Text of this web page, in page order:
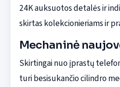
24K auksuotos detalės ir
skirtas kolekcionieriams ir
Mechaninė
Skirtingai nuo įprastų
turi besisukančio cilindro